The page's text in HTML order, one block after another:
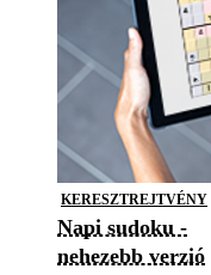
KERESZTREJTVÉNY
Napi sudoku -
nehezebb verzió